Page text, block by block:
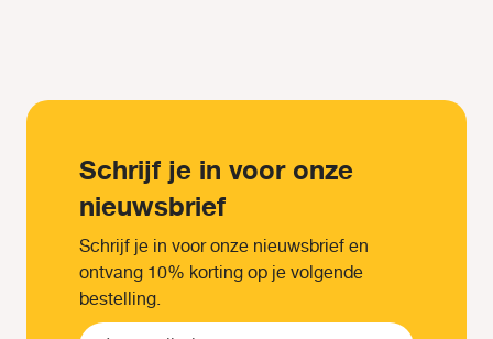
Schrijf je in voor onze
nieuwsbrief
Schrijf je in voor onze nieuwsbrief en
ontvang 10% korting op je volgende
bestelling.